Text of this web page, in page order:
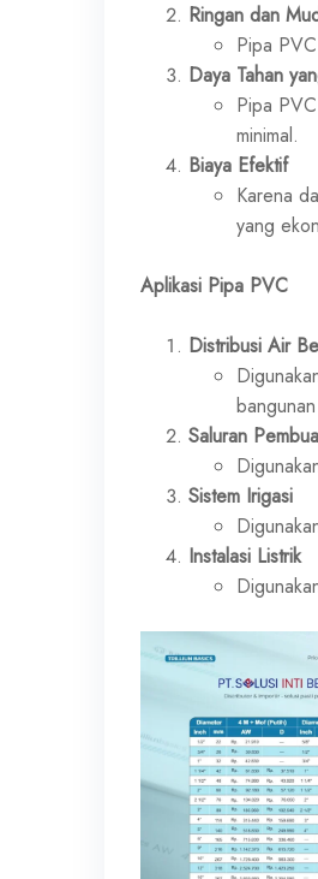
Ringan dan
Pipa
Daya Tahan
Pipa
minimal.
Biaya Efektif
Karena
yang
Aplikasi Pipa PVC
Distribusi Air
Saluran
Sistem Irigasi
Instalasi Listrik